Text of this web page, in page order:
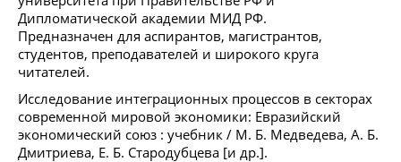
Дипломатической академии МИД РФ.
Предназначен для аспирантов, магистрантов,
студентов, преподавателей и широкого круга
читателей.
Исследование интеграционных процессов в секторах
современной мировой экономики: Евразийский
экономический союз : учебник / М. Б. Медведева, А. Б.
Дмитриева, Е. Б. Стародубцева [и др.].